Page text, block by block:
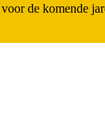
de komende